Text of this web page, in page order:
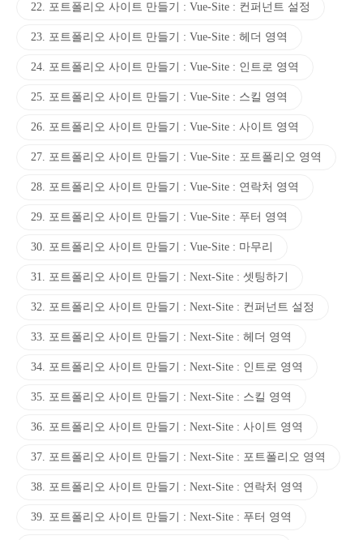
22. 포트폴리오 사이트 만들기 : Vue-Site : 컨퍼넌트 설정
23. 포트폴리오 사이트 만들기 : Vue-Site : 헤더 영역
24. 포트폴리오 사이트 만들기 : Vue-Site : 인트로 영역
25. 포트폴리오 사이트 만들기 : Vue-Site : 스킬 영역
26. 포트폴리오 사이트 만들기 : Vue-Site : 사이트 영역
27. 포트폴리오 사이트 만들기 : Vue-Site : 포트폴리오 영역
28. 포트폴리오 사이트 만들기 : Vue-Site : 연락처 영역
29. 포트폴리오 사이트 만들기 : Vue-Site : 푸터 영역
30. 포트폴리오 사이트 만들기 : Vue-Site : 마무리
31. 포트폴리오 사이트 만들기 : Next-Site : 셋팅하기
32. 포트폴리오 사이트 만들기 : Next-Site : 컨퍼넌트 설정
33. 포트폴리오 사이트 만들기 : Next-Site : 헤더 영역
34. 포트폴리오 사이트 만들기 : Next-Site : 인트로 영역
35. 포트폴리오 사이트 만들기 : Next-Site : 스킬 영역
36. 포트폴리오 사이트 만들기 : Next-Site : 사이트 영역
37. 포트폴리오 사이트 만들기 : Next-Site : 포트폴리오 영역
38. 포트폴리오 사이트 만들기 : Next-Site : 연락처 영역
39. 포트폴리오 사이트 만들기 : Next-Site : 푸터 영역